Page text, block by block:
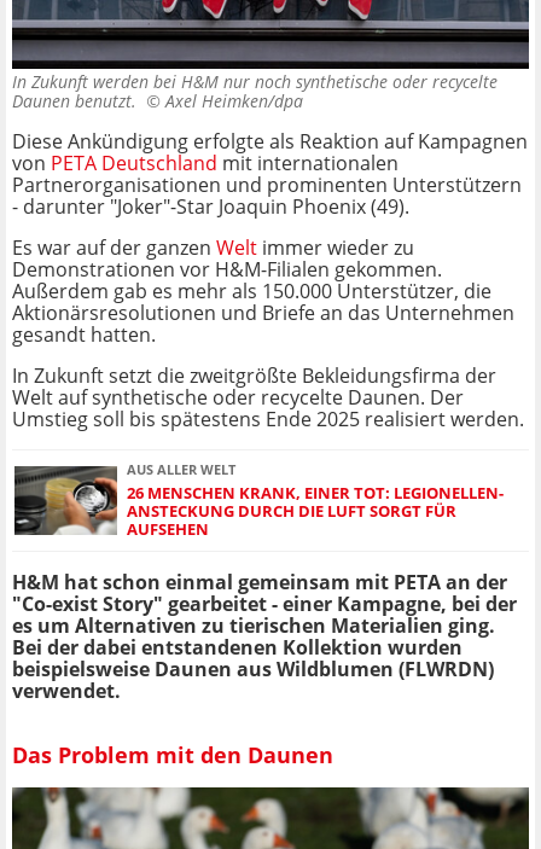
In Zukunft werden bei H&M nur noch synthetische oder recycelte
Daunen benutzt. ©Axel Heimken/dpa
Diese Ankündigung erfolgte als Reaktion auf Kampagnen
von PETA Deutschland mit internationalen
Partnerorganisationen und prominenten Unterstützern
- darunter "Joker"-Star Joaquin Phoenix (49).
Es war auf der ganzen Welt immer wieder zu
Demonstrationen vor H&M-Filialen gekommen.
Außerdem gab es mehr als 150.000 Unterstützer, die
Aktionärsresolutionen und Briefe an das Unternehmen
gesandt hatten.
In Zukunft setzt die zweitgrößte Bekleidungsfirma der
Welt auf synthetische oder recycelte Daunen. Der
Umstieg soll bis spätestens Ende 2025 realisiert werden.
AUS ALLER WELT
26 MENSCHEN KRANK, EINER TOT: LEGIONELLEN-
ANSTECKUNG DURCH DIE LUFT SORGT FÜR
AUFSEHEN
H&M hat schon einmal gemeinsam mit PETA an der
"Co-exist Story" gearbeitet - einer Kampagne, bei der
es um Alternativen zu tierischen Materialien ging.
Bei der dabei entstandenen Kollektion wurden
beispielsweise Daunen aus Wildblumen (FLWRDN)
verwendet.
Das Problem mit den Daunen